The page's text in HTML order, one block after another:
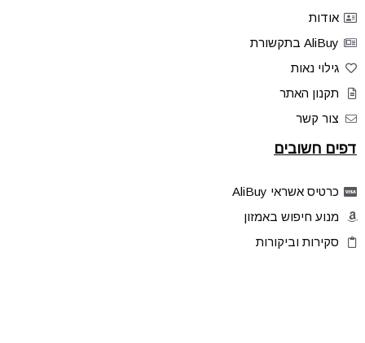
אודות
AliBuy בתקשורת
גילוי נאות
תקנון האתר
צור קשר
דפים חשובים
כרטיס אשראי AliBuy
מנוע חיפוש באמזון
סקירות וביקורות